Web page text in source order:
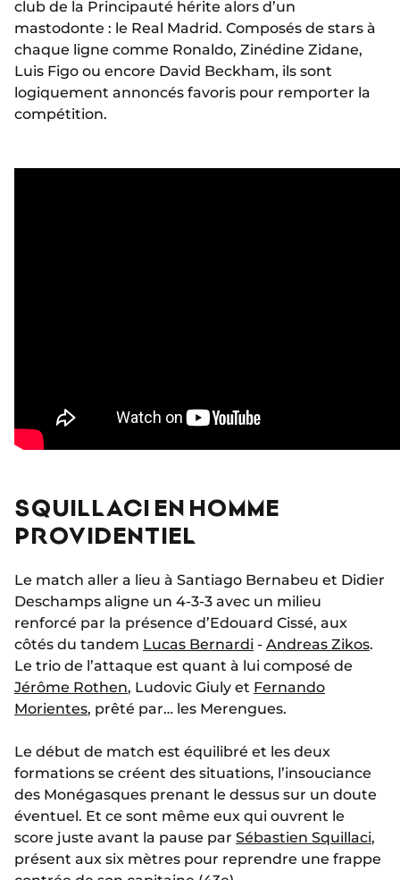
club de la Principauté hérite alors d’un
mastodonte : le Real Madrid. Composés de stars à
chaque ligne comme Ronaldo, Zinédine Zidane,
Luis Figo ou encore David Beckham, ils sont
logiquement annoncés favoris pour remporter la
compétition.
SQUILLACI EN HOMME
PROVIDENTIEL
Le match aller a lieu à Santiago Bernabeu et Didier
Deschamps aligne un 4-3-3 avec un milieu
renforcé par la présence d’Edouard Cissé, aux
côtés du tandem Lucas Bernardi - Andreas Zikos.
Le trio de l’attaque est quant à lui composé de
Jérôme Rothen, Ludovic Giuly et Fernando
Morientes, prêté par… les Merengues.
Le début de match est équilibré et les deux
formations se créent des situations, l’insouciance
des Monégasques prenant le dessus sur un doute
éventuel. Et ce sont même eux qui ouvrent le
score juste avant la pause par Sébastien Squillaci,
présent aux six mètres pour reprendre une frappe